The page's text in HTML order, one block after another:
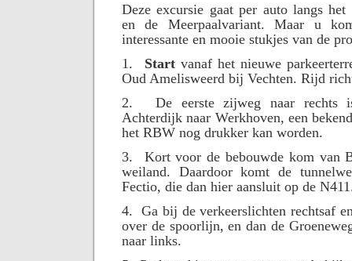
Deze excursie gaat per auto langs het
en de Meerpaalvariant. Maar u
interessante en mooie stukjes van de
1.
Start vanaf het nieuwe
Oud Amelisweerd bij Vechten. Rijd
2.
De eerste zijweg naar rechts
Achterdijk naar Werkhoven, een
het RBW nog drukker kan worden.
3.
Kort voor de bebouwde kom van
weiland. Daardoor komt de
Fectio, die dan hier aansluit op de
4.
Ga bij de verkeerslichten rechtsaf
over de spoorlijn, en dan de
naar links.